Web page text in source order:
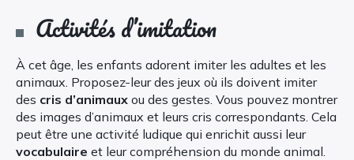
Activités d’imitation
À cet âge, les enfants adorent imiter les adultes et les
animaux. Proposez-leur des jeux où ils doivent imiter
des cris d’animaux ou des gestes. Vous pouvez montrer
des images d’animaux et leurs cris correspondants. Cela
peut être une activité ludique qui enrichit aussi leur
vocabulaire et leur compréhension du monde animal.